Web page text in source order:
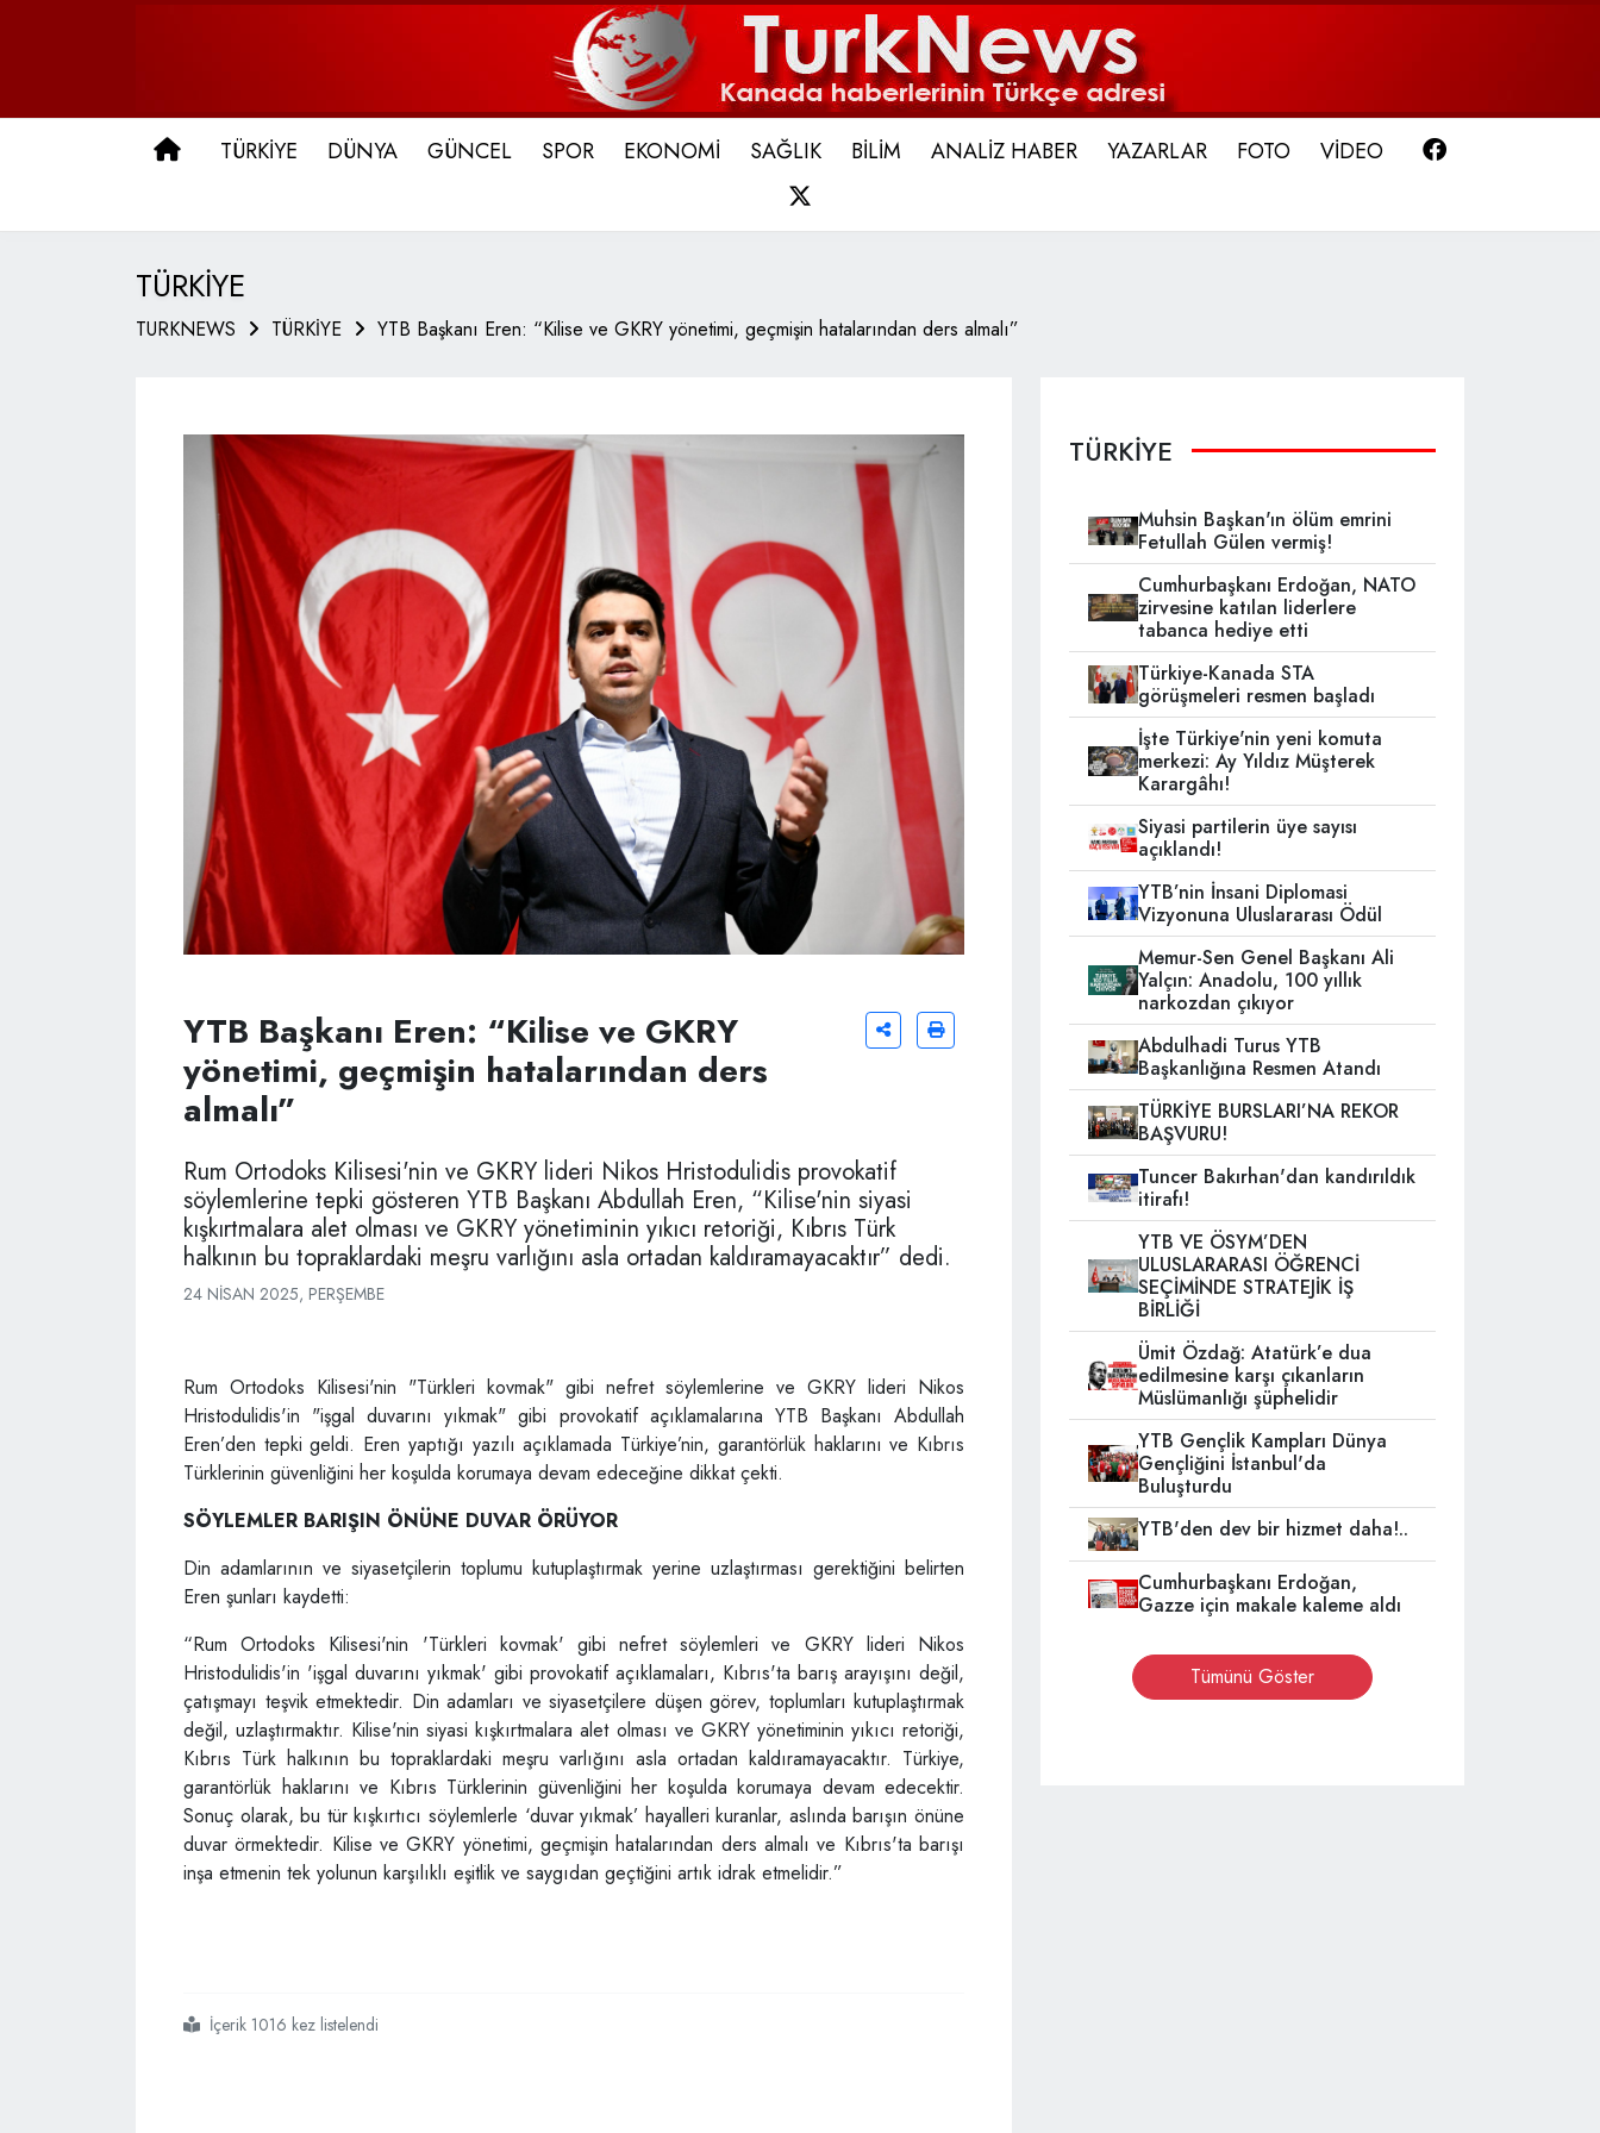
ANA SAYFA
TÜRKİYE DÜNYA GÜNCEL SPOR EKONOMİ SAĞLIK BİLİM ANALİZ HABER YAZARLAR FOTO VİDEO
TÜRKİYE
TURKNEWS TÜRKİYE YTB Başkanı Eren: “Kilise ve GKRY yönetimi, geçmişin hatalarından ders almalı”
YTB Başkanı Eren: “Kilise ve GKRY
yönetimi, geçmişin hatalarından ders
almalı”
Rum Ortodoks Kilisesi'nin ve GKRY lideri Nikos Hristodulidis provokatif
söylemlerine tepki gösteren YTB Başkanı Abdullah Eren, “Kilise'nin siyasi
kışkırtmalara alet olması ve GKRY yönetiminin yıkıcı retoriği, Kıbrıs Türk
halkının bu topraklardaki meşru varlığını asla ortadan kaldıramayacaktır” dedi.
24 NISAN 2025, PERŞEMBE
Rum Ortodoks Kilisesi'nin "Türkleri kovmak" gibi nefret söylemlerine ve GKRY lideri Nikos
Hristodulidis'in "işgal duvarını yıkmak" gibi provokatif açıklamalarına YTB Başkanı Abdullah
Eren’den tepki geldi. Eren yaptığı yazılı açıklamada Türkiye’nin, garantörlük haklarını ve Kıbrıs
Türklerinin güvenliğini her koşulda korumaya devam edeceğine dikkat çekti.
SÖYLEMLER BARIŞIN ÖNÜNE DUVAR ÖRÜYOR
Din adamlarının ve siyasetçilerin toplumu kutuplaştırmak yerine uzlaştırması gerektiğini belirten
Eren şunları kaydetti:
“Rum Ortodoks Kilisesi'nin 'Türkleri kovmak' gibi nefret söylemleri ve GKRY lideri Nikos
Hristodulidis'in 'işgal duvarını yıkmak' gibi provokatif açıklamaları, Kıbrıs'ta barış arayışını değil,
çatışmayı teşvik etmektedir. Din adamları ve siyasetçilere düşen görev, toplumları kutuplaştırmak
değil, uzlaştırmaktır. Kilise'nin siyasi kışkırtmalara alet olması ve GKRY yönetiminin yıkıcı retoriği,
Kıbrıs Türk halkının bu topraklardaki meşru varlığını asla ortadan kaldıramayacaktır. Türkiye,
garantörlük haklarını ve Kıbrıs Türklerinin güvenliğini her koşulda korumaya devam edecektir.
Sonuç olarak, bu tür kışkırtıcı söylemlerle ‘duvar yıkmak’ hayalleri kuranlar, aslında barışın önüne
duvar örmektedir. Kilise ve GKRY yönetimi, geçmişin hatalarından ders almalı ve Kıbrıs'ta barışı
inşa etmenin tek yolunun karşılıklı eşitlik ve saygıdan geçtiğini artık idrak etmelidir.”
#ytb
#abdullah eren
#kktc
#rumlarİçerik 1016 kez listelendi
TÜRKİYE
Muhsin Başkan'ın ölüm emrini
Fetullah Gülen vermiş!
Cumhurbaşkanı Erdoğan, NATO
zirvesine katılan liderlere
tabanca hediye etti
Türkiye-Kanada STA
görüşmeleri resmen başladı
İşte Türkiye'nin yeni komuta
merkezi: Ay Yıldız Müşterek
Karargâhı!
Siyasi partilerin üye sayısı
açıklandı!
YTB’nin İnsani Diplomasi
Vizyonuna Uluslararası Ödül
Memur-Sen Genel Başkanı Ali
Yalçın: Anadolu, 100 yıllık
narkozdan çıkıyor
Abdulhadi Turus YTB
Başkanlığına Resmen Atandı
TÜRKİYE BURSLARI’NA REKOR
BAŞVURU!
Tuncer Bakırhan'dan kandırıldık
itirafı!
YTB VE ÖSYM’DEN
ULUSLARARASI ÖĞRENCİ
SEÇİMİNDE STRATEJİK İŞ
BİRLİĞİ
Ümit Özdağ: Atatürk’e dua
edilmesine karşı çıkanların
Müslümanlığı şüphelidir
YTB Gençlik Kampları Dünya
Gençliğini İstanbul'da
Buluşturdu
YTB'den dev bir hizmet daha!..
Cumhurbaşkanı Erdoğan,
Gazze için makale kaleme aldı
Tümünü Göster